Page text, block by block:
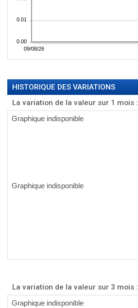
HISTORIQUE DES VARIATIONS
La variation de la valeur sur 1 mois :
La variation de la valeur sur 3 mois :